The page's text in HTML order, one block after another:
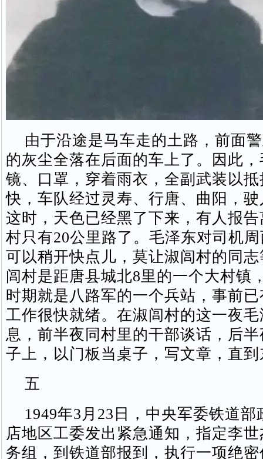
由于沿途是马车走的土路，前面
的灰尘全落在后面的车上了。因此
镜、口罩，穿着雨衣，全副武装以
快，车队经过灵寿、行唐、曲阳，
这时，天色已经黑了下来，有人报
村只有20公里路了。毛泽东对司机
可以稍开快点儿，莫让淑闾村的同
闾村是距唐县城北8里的一个大村镇
时期就是八路军的一个兵站，事前
工作很快就绪。在淑闾村的这一夜
息，前半夜同村里的干部谈话，后
子上，以门板当桌子，写文章，直
五
1949年3月23日，中央军委铁道部
店地区工委发出紧急通知，指定李
务组，到铁道部报到，执行一项绝